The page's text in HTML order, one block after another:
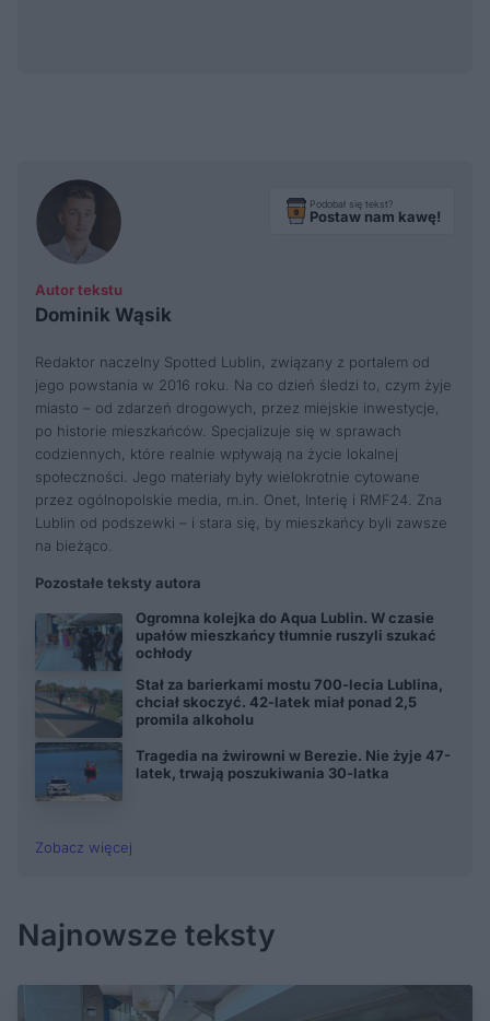
Autor tekstu
Dominik Wąsik
Podobał się tekst?
Postaw nam kawę!
Redaktor naczelny Spotted Lublin, związany z portalem od
jego powstania w 2016 roku. Na co dzień śledzi to, czym żyje
miasto – od zdarzeń drogowych, przez miejskie inwestycje,
po historie mieszkańców. Specjalizuje się w sprawach
codziennych, które realnie wpływają na życie lokalnej
społeczności. Jego materiały były wielokrotnie cytowane
przez ogólnopolskie media, m.in. Onet, Interię i RMF24. Zna
Lublin od podszewki – i stara się, by mieszkańcy byli zawsze
na bieżąco.
Pozostałe teksty autora
Ogromna kolejka do Aqua Lublin. W czasie
upałów mieszkańcy tłumnie ruszyli szukać
ochłody
Stał za barierkami mostu 700-lecia Lublina,
chciał skoczyć. 42-latek miał ponad 2,5
promila alkoholu
Tragedia na żwirowni w Berezie. Nie żyje 47-
latek, trwają poszukiwania 30-latka
Zobacz więcej
Najnowsze teksty